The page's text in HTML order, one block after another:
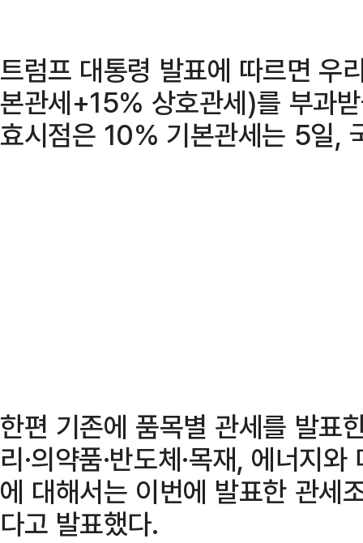
트럼프 대통령 발표에 따르면
본관세+15% 상호관세)를 부과
효시점은 10% 기본관세는 5일,
한편 기존에 품목별 관세를 발표
리·의약품·반도체·목재, 에너지
에 대해서는 이번에 발표한 관세
다고 발표했다.